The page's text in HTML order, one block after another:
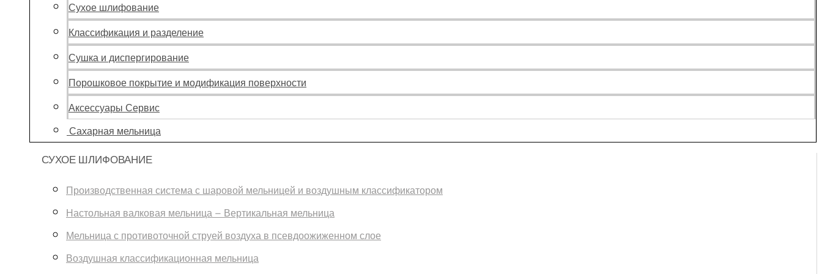
Сухое шлифование
Классификация и разделение
Сушка и диспергирование
Порошковое покрытие и модификация поверхности
Аксессуары Сервис
Сахарная мельница
СУХОЕ ШЛИФОВАНИЕ
Производственная система с шаровой мельницей и воздушным классификатором
Настольная валковая мельница – Вертикальная мельница
Мельница с противоточной струей воздуха в псевдоожиженном слое
Воздушная классификационная мельница